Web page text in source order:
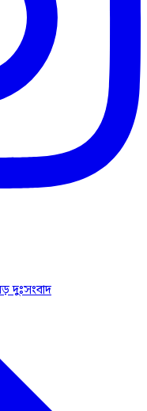
দুঃসংবাদ